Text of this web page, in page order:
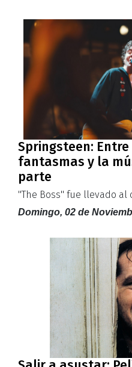
Springsteen:
fantasmas y la
parte
''The Boss'' fue llevado al
Domingo, 02 de